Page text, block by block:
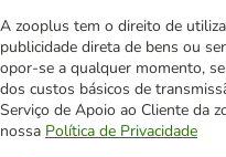
A zooplus tem o direito de
publicidade direta de bens ou
opor-se a qualquer momento,
dos custos básicos de
Serviço de Apoio ao Cliente da
nossa Política de Privacidade